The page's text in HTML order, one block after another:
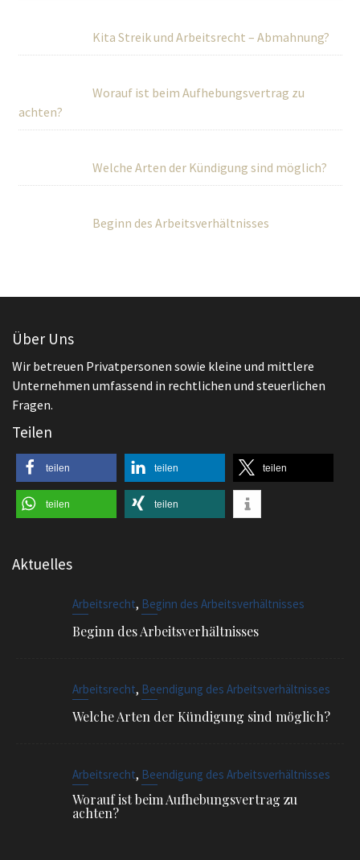
Kita Streik und Arbeitsrecht – Abmahnung?
Worauf ist beim Aufhebungsvertrag zu
achten?
Welche Arten der Kündigung sind möglich?
Beginn des Arbeitsverhältnisses
Über Uns
Wir betreuen Privatpersonen sowie kleine und mittlere
Unternehmen umfassend in rechtlichen und steuerlichen
Fragen.
Teilen
teilen teilen teilen
teilen teilen
Aktuelles
Arbeitsrecht, Beginn des Arbeitsverhältnisses
Beginn des Arbeitsverhältnisses
Arbeitsrecht, Beendigung des Arbeitsverhältnisses
Welche Arten der Kündigung sind möglich?
Arbeitsrecht, Beendigung des Arbeitsverhältnisses
Worauf ist beim Aufhebungsvertrag zu
achten?